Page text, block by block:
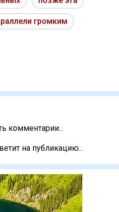
громким
комментарии...
на публикацию...